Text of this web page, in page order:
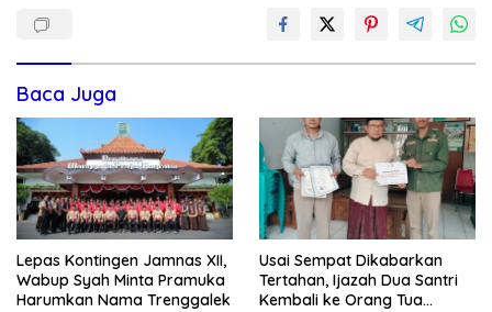
Baca Juga
Lepas Kontingen Jamnas XII,
Wabup Syah Minta Pramuka
Harumkan Nama Trenggalek
Usai Sempat Dikabarkan
Tertahan, Ijazah Dua Santri
Kembali ke Orang Tua